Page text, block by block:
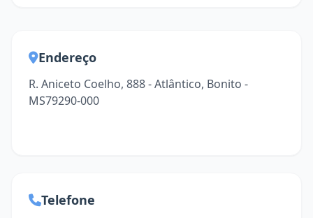
Endereço
R. Aniceto Coelho, 888 - Atlântico, Bonito -
MS79290-000
Telefone